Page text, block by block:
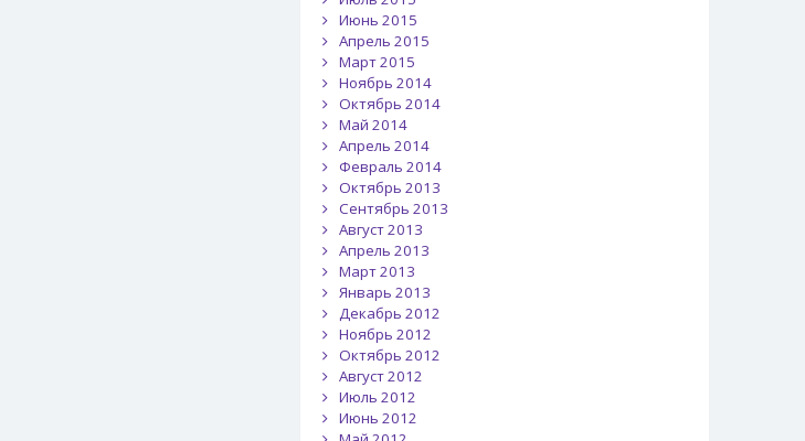
Июнь 2015
Апрель 2015
Март 2015
Ноябрь 2014
Октябрь 2014
Май 2014
Апрель 2014
Февраль 2014
Октябрь 2013
Сентябрь 2013
Август 2013
Апрель 2013
Март 2013
Январь 2013
Декабрь 2012
Ноябрь 2012
Октябрь 2012
Август 2012
Июль 2012
Июнь 2012